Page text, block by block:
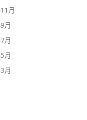
月
月
月
月
月